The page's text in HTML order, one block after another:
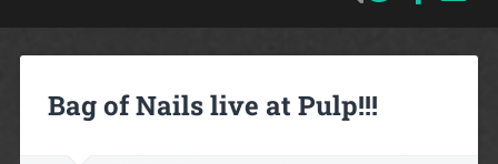
Bag of Nails live at Pulp!!!